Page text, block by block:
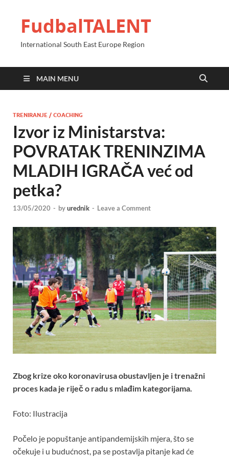
FudbalTALENT
International South East Europe Region
MAIN MENU
TRENIRANJE / COACHING
Izvor iz Ministarstva:
POVRATAK TRENINZIMA
MLADIH IGRAČA već od
petka?
13/05/2020 - byurednik - Leave a Comment
Zbog krize oko koronavirusa obustavljen je i trenažni
proces kada je riječ o radu s mlađim kategorijama.
Foto: Ilustracija
Počelo je popuštanje antipandemijskih mjera, što se
očekuje i u budućnost, pa se postavlja pitanje kad će